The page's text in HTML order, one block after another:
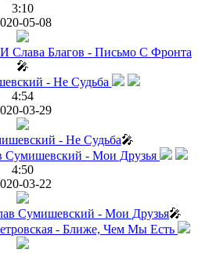
3:10
05-08
Слава Благов - Письмо С Фронта
🎤
4:54
03-29
- Не Судьба🎤
4:50
03-22
Сумишевский - Мои Друзья🎤